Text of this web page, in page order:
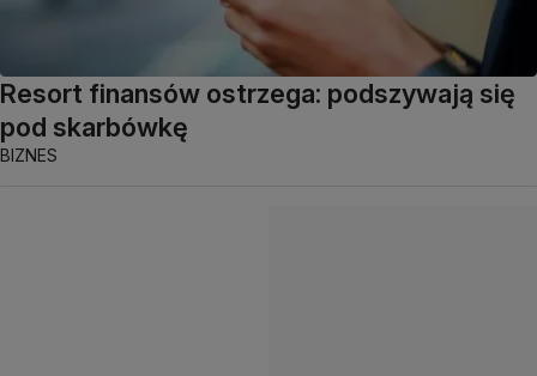
Resort finansów ostrzega: podszywają się
pod skarbówkę
BIZNES